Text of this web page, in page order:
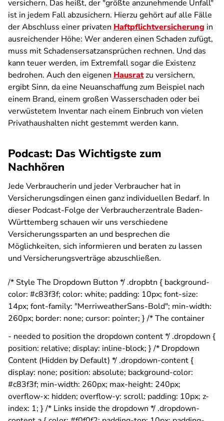
versichern. Das heißt, der "größte anzunehmende Unfall"
ist in jedem Fall abzusichern. Hierzu gehört auf alle Fälle
der Abschluss einer privaten Haftpflichtversicherung in
ausreichender Höhe: Wer anderen einen Schaden zufügt,
muss mit Schadensersatzansprüchen rechnen. Und das
kann teuer werden, im Extremfall sogar die Existenz
bedrohen. Auch den eigenen Hausratzu versichern,
ergibt Sinn, da eine Neuanschaffung zum Beispiel nach
einem Brand, einem großen Wasserschaden oder bei
verwüstetem Inventar nach einem Einbruch von vielen
Privathaushalten nicht gestemmt werden kann.
Podcast: Das Wichtigste zum
Nachhören
Jede Verbraucherin und jeder Verbraucher hat in
Versicherungsdingen einen ganz individuellen Bedarf. In
dieser Podcast-Folge der Verbraucherzentrale Baden-
Württemberg schauen wir uns verschiedene
Versicherungssparten an und besprechen die
Möglichkeiten, sich informieren und beraten zu lassen
und Versicherungsverträge abzuschließen.
/* Style The Dropdown Button */ .dropbtn { background-
color: #c83f3f; color: white; padding: 10px; font-size:
14px; font-family: "MerriweatherSans-Bold"; min-width:
260px; border: none; cursor: pointer; } /* The container
- needed to position the dropdown content */ .dropdown {
position: relative; display: inline-block; } /* Dropdown
Content (Hidden by Default) */ .dropdown-content {
display: none; position: absolute; background-color:
#c83f3f; min-width: 260px; max-height: 240px;
overflow-x: hidden; overflow-y: scroll; padding: 10px; z-
index: 1; } /* Links inside the dropdown */ .dropdown-